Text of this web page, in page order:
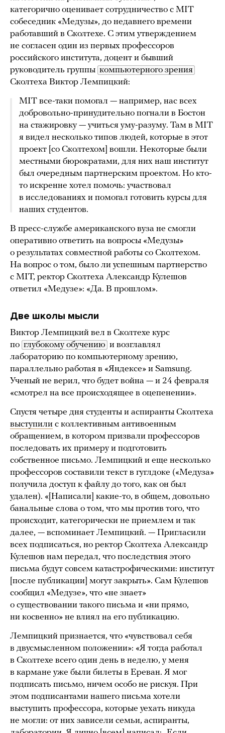
категорично оценивает сотрудничество с MIT
собеседник «Медузы», до недавнего времени
работавший в Сколтехе. С этим утверждением
не согласен один из первых профессоров
российского института, доцент и бывший
руководитель группы компьютерного зрения
Сколтеха Виктор Лемпицкий:
MIT все-таки помогал — например, нас всех
добровольно-принудительно погнали в Бостон
на стажировку — учиться уму-разуму. Там в MIT
я видел несколько типов людей, которые в этот
проект [со Сколтехом] вошли. Некоторые были
местными бюрократами, для них наш институт
был очередным партнерским проектом. Но кто-
то искренне хотел помочь: участвовал
в исследованиях и помогал готовить курсы для
наших студентов.
В пресс-службе американского вуза не смогли
оперативно ответить на вопросы «Медузы»
о результатах совместной работы со Сколтехом.
На вопрос о том, было ли успешным партнерство
с MIT, ректор Сколтеха Александр Кулешов
ответил «Медузе»: «Да. В прошлом».
Две школы мысли
Виктор Лемпицкий вел в Сколтехе курс
по глубокому обучению и возглавлял
лабораторию по компьютерному зрению,
параллельно работая в «Яндексе» и Samsung.
Ученый не верил, что будет война — и 24 февраля
«смотрел на все происходящее в оцепенении».
Спустя четыре дня студенты и аспиранты Сколтеха
выступили с коллективным антивоенным
обращением, в котором призвали профессоров
последовать их примеру и подготовить
собственное письмо. Лемпицкий и еще несколько
профессоров составили текст в гуглдоке («Медуза»
получила доступ к файлу до того, как он был
удален). «[Написали] какие-то, в общем, довольно
банальные слова о том, что мы против того, что
происходит, категорически не приемлем и так
далее, — вспоминает Лемпицкий. — Пригласили
всех подписаться, но ректор Сколтеха Александр
Кулешов нам передал, что последствия этого
письма будут совсем катастрофическими: институт
[после публикации] могут закрыть». Сам Кулешов
сообщил «Медузе», что «не знает»
о существовании такого письма и «ни прямо,
ни косвенно» не влиял на его публикацию.
Лемпицкий признается, что «чувствовал себя
в двусмысленном положении»: «Я тогда работал
в Сколтехе всего один день в неделю, у меня
в кармане уже были билеты в Ереван. Я мог
подписать письмо, ничем особо не рискуя. При
этом подписантами нашего письма хотели
выступить профессора, которые уехать никуда
не могли: от них зависели семьи, аспиранты,